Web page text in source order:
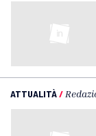
ATTUALITÀ/